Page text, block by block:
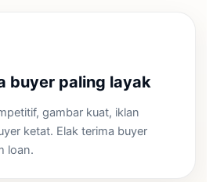
buyer paling layak
gambar kuat, iklan
ketat. Elak terima buyer
loan.